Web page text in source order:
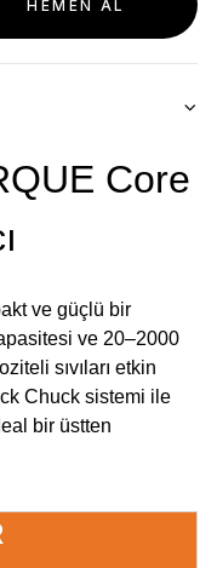
HEMEN AL
Core
ve güçlü bir
ve 20–2000
sıvıları etkin
Chuck sistemi ile
bir üstten